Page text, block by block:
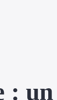
: